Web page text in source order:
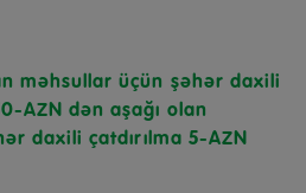
məhsullar üçün şəhər daxili
AZN dən aşağı olan
daxili çatdırılma 5-AZN